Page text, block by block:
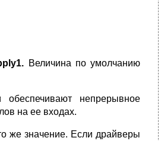
Величина по умолчанию
непрерывное
на ее входах.
же значение. Если драйверы